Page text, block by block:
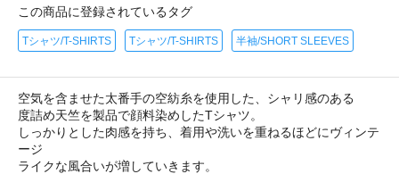
この商品に登録されているタグ
Tシャツ/T-SHIRTS Tシャツ/T-SHIRTS 半袖/SHORT SLEEVES
空気を含ませた太番手の空紡糸を使用した、シャリ感のある
度詰め天竺を製品で顔料染めしたTシャツ。
しっかりとした肉感を持ち、着用や洗いを重ねるほどにヴィンテ
ージ
ライクな風合いが増していきます。